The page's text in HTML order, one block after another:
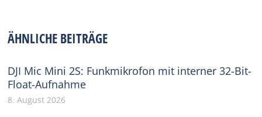
ÄHNLICHE BEITRÄGE
DJI Mic Mini 2S: Funkmikrofon mit interner 32-Bit-
Float-Aufnahme
8. August 2026